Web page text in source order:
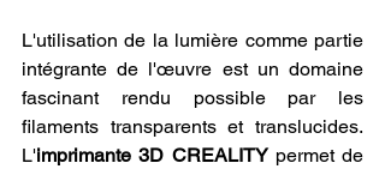
L'utilisation de la lumière comme partie
intégrante de l'œuvre est un domaine
fascinant rendu possible par les
filaments transparents et translucides.
L'imprimante 3D CREALITY permet de